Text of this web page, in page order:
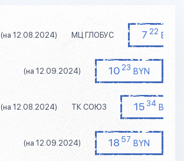
(на 12.08.2024) МЦ ГЛОБУС 7 22 BYN
(на 12.09.2024) 10 23 BYN
(на 12.08.2024) ТК СОЮЗ 15 34 BYN
(на 12.09.2024) 1857 BYN